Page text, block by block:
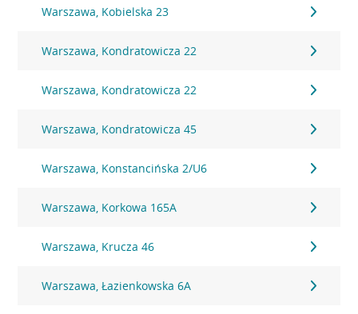
Warszawa, Kobielska 23
Warszawa, Kondratowicza 22
Warszawa, Kondratowicza 22
Warszawa, Kondratowicza 45
Warszawa, Konstancińska 2/U6
Warszawa, Korkowa 165A
Warszawa, Krucza 46
Warszawa, Łazienkowska 6A